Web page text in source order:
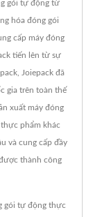
gói tự động từ
hóa đóng gói
cấp máy đóng
tiến lên từ sự
Joiepack đã
gia trên toàn thế
xuất máy đóng
phẩm khác
và cung cấp đầy
thành công
gói tự động thực